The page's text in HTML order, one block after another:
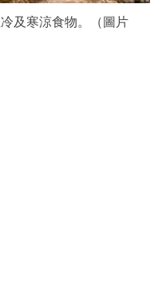
及寒涼食物。（圖片